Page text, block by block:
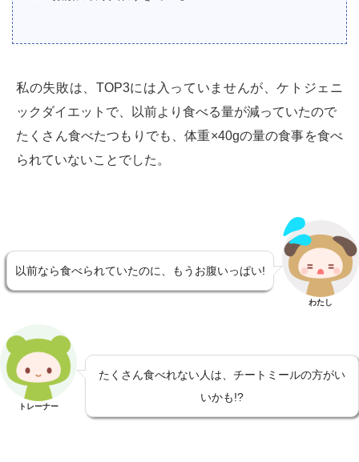
私の失敗は、TOP3には入っていませんが、ケトジェニ
ックダイエットで、以前より食べる量が減っていたので
たくさん食べたつもりでも、体重×40gの量の食事を食べ
られていないことでした。
以前なら食べられていたのに、もうお腹いっぱい!
わたし
トレーナー
たくさん食べれない人は、チートミールの方がい
いかも!?